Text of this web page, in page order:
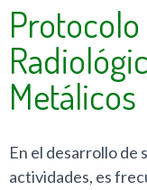
Metálicos
En el desarrollo de
actividades, es